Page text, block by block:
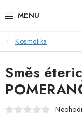
na
DOPLŇKY STRAVY
KOSMETIKA
SPORT
Kosmetika
Směs